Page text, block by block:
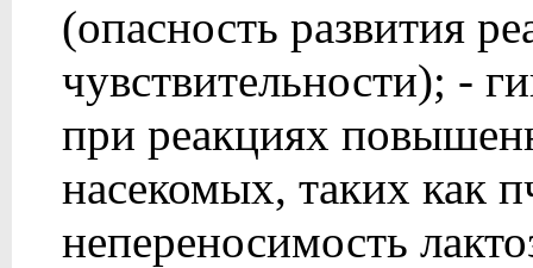
(опасность развития
чувствительности); -
при реакциях
насекомых, таких как
непереносимость